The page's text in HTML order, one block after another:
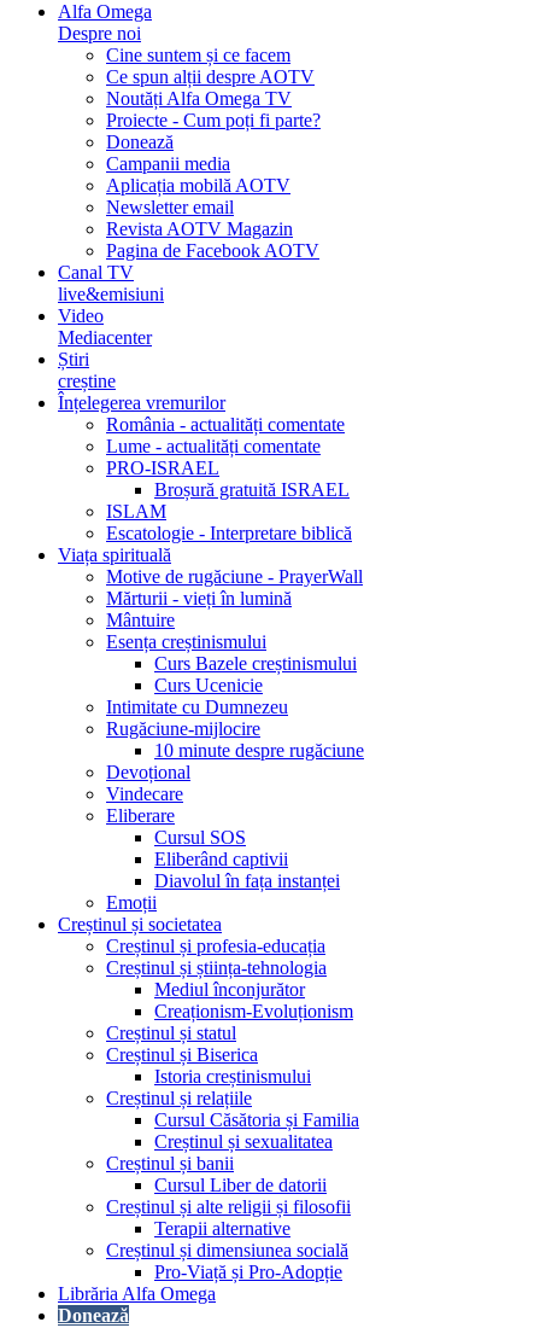
Alfa Omega
Despre noi
Cine suntem și ce facem
Ce spun alții despre AOTV
Noutăți Alfa Omega TV
Proiecte - Cum poți fi parte?
Donează
Campanii media
Aplicația mobilă AOTV
Newsletter email
Revista AOTV Magazin
Pagina de Facebook AOTV
Canal TV
live&emisiuni
Video
Mediacenter
Știri
creștine
Înțelegerea vremurilor
România - actualități comentate
Lume - actualități comentate
PRO-ISRAEL
Broșură gratuită ISRAEL
ISLAM
Escatologie - Interpretare biblică
Viața spirituală
Motive de rugăciune - PrayerWall
Mărturii - vieți în lumină
Mântuire
Esența creștinismului
Curs Bazele creștinismului
Curs Ucenicie
Intimitate cu Dumnezeu
Rugăciune-mijlocire
10 minute despre rugăciune
Devoțional
Vindecare
Eliberare
Cursul SOS
Eliberând captivii
Diavolul în fața instanței
Emoții
Creștinul și societatea
Creștinul și profesia-educația
Creștinul și știința-tehnologia
Mediul înconjurător
Creaționism-Evoluționism
Creștinul și statul
Creștinul și Biserica
Istoria creștinismului
Creștinul și relațiile
Cursul Căsătoria și Familia
Creștinul și sexualitatea
Creștinul și banii
Cursul Liber de datorii
Creștinul și alte religii și filosofii
Terapii alternative
Creștinul și dimensiunea socială
Pro-Viață și Pro-Adopție
Librăria Alfa Omega
Donează